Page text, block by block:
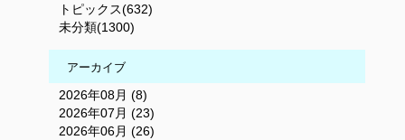
トピックス(632)
未分類(1300)
アーカイブ
2026年08月 (8)
2026年07月 (23)
2026年06月 (26)